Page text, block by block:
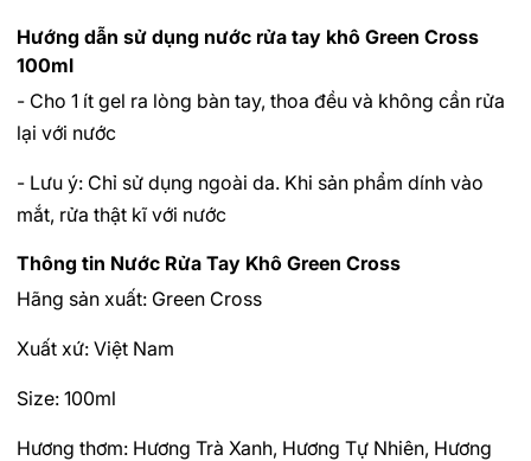
Hướng dẫn sử dụng nước rửa tay khô Green Cross
100ml
- Cho 1 ít gel ra lòng bàn tay, thoa đều và không cần rửa
lại với nước
- Lưu ý: Chỉ sử dụng ngoài da. Khi sản phẩm dính vào
mắt, rửa thật kĩ với nước
Thông tin Nước Rửa Tay Khô Green Cross
Hãng sản xuất: Green Cross
Xuất xứ: Việt Nam
Size: 100ml
Hương thơm: Hương Trà Xanh, Hương Tự Nhiên, Hương